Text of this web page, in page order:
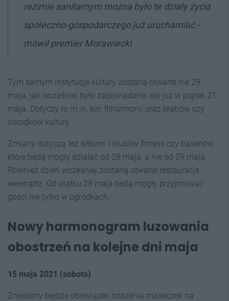
reżimie sanitarnym można było te działy życia
społeczno-gospodarczego już uruchamiać -
mówił premier Morawiecki
Tym samym instytucje kultury zostaną otwarte nie 29
maja, jak wcześniej było zapowiadane, ale już w piątek 21
maja. Dotyczy to m.in. kin, filharmonii oraz teatrów czy
ośrodków kultury.
Zmiany dotyczą też siłowni i klubów fitness czy basenów,
które będą mogły działać od 28 maja, a nie od 29 maja.
Również dzień wcześniej zostaną otwarte restauracje
wewnątrz. Od piątku 28 maja będą mogły przyjmować
gości nie tylko w ogródkach.
Nowy harmonogram luzowania
obostrzeń na kolejne dni maja
15 maja 2021 (sobota)
Zniesiony będzie obowiązek noszenia maseczek na